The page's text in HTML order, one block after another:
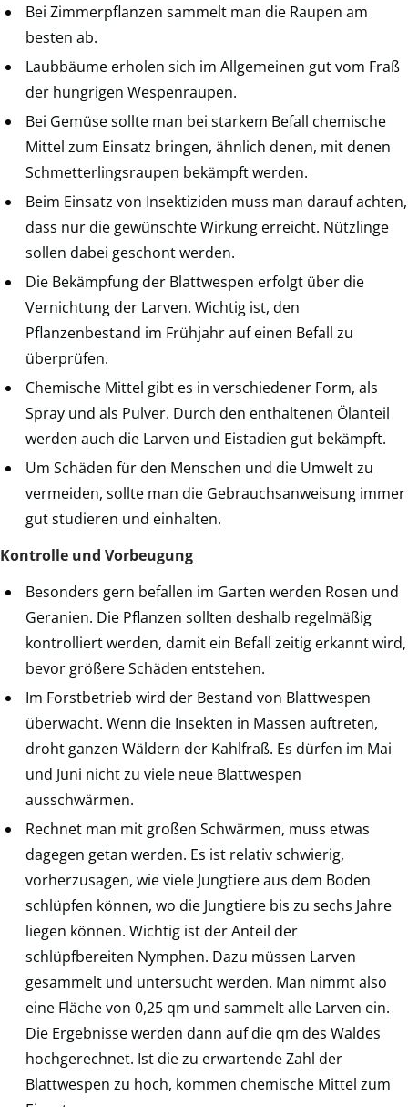
Bei Zimmerpflanzen sammelt man die Raupen am
besten ab.
Laubbäume erholen sich im Allgemeinen gut vom Fraß
der hungrigen Wespenraupen.
Bei Gemüse sollte man bei starkem Befall chemische
Mittel zum Einsatz bringen, ähnlich denen, mit denen
Schmetterlingsraupen bekämpft werden.
Beim Einsatz von Insektiziden muss man darauf achten,
dass nur die gewünschte Wirkung erreicht. Nützlinge
sollen dabei geschont werden.
Die Bekämpfung der Blattwespen erfolgt über die
Vernichtung der Larven. Wichtig ist, den
Pflanzenbestand im Frühjahr auf einen Befall zu
überprüfen.
Chemische Mittel gibt es in verschiedener Form, als
Spray und als Pulver. Durch den enthaltenen Ölanteil
werden auch die Larven und Eistadien gut bekämpft.
Um Schäden für den Menschen und die Umwelt zu
vermeiden, sollte man die Gebrauchsanweisung immer
gut studieren und einhalten.
Kontrolle und Vorbeugung
Besonders gern befallen im Garten werden Rosen und
Geranien. Die Pflanzen sollten deshalb regelmäßig
kontrolliert werden, damit ein Befall zeitig erkannt wird,
bevor größere Schäden entstehen.
Im Forstbetrieb wird der Bestand von Blattwespen
überwacht. Wenn die Insekten in Massen auftreten,
droht ganzen Wäldern der Kahlfraß. Es dürfen im Mai
und Juni nicht zu viele neue Blattwespen
ausschwärmen.
Rechnet man mit großen Schwärmen, muss etwas
dagegen getan werden. Es ist relativ schwierig,
vorherzusagen, wie viele Jungtiere aus dem Boden
schlüpfen können, wo die Jungtiere bis zu sechs Jahre
liegen können. Wichtig ist der Anteil der
schlüpfbereiten Nymphen. Dazu müssen Larven
gesammelt und untersucht werden. Man nimmt also
eine Fläche von 0,25 qm und sammelt alle Larven ein.
Die Ergebnisse werden dann auf die qm des Waldes
hochgerechnet. Ist die zu erwartende Zahl der
Blattwespen zu hoch, kommen chemische Mittel zum